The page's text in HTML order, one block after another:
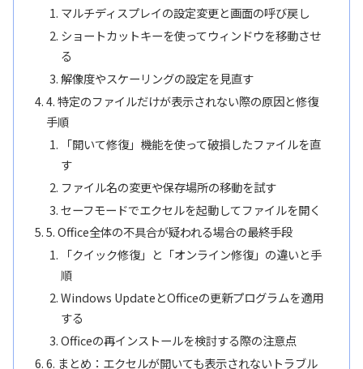
マルチディスプレイの設定変更と画面の呼び戻し
ショートカットキーを使ってウィンドウを移動させ
る
解像度やスケーリングの設定を見直す
4. 特定のファイルだけが表示されない際の原因と修復
手順
「開いて修復」機能を使って破損したファイルを直
す
ファイル名の変更や保存場所の移動を試す
セーフモードでエクセルを起動してファイルを開く
5. Office全体の不具合が疑われる場合の最終手段
「クイック修復」と「オンライン修復」の違いと手
順
Windows UpdateとOfficeの更新プログラムを適用
する
Officeの再インストールを検討する際の注意点
6. まとめ：エクセルが開いても表示されないトラブル